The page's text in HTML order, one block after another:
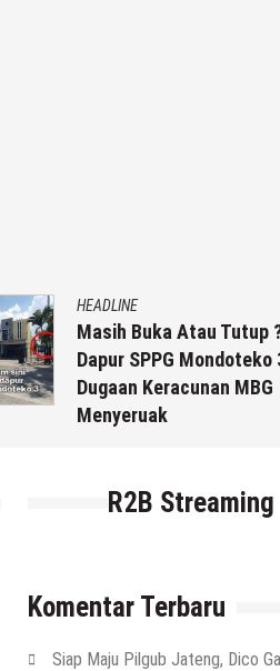
HEADLINE
Masih Buka Atau Tutup
Dapur SPPG Mondoteko
Dugaan Keracunan MBG
Menyeruak
R2B Streaming
Komentar Terbaru
Siap Maju Pilgub Jateng, Dico